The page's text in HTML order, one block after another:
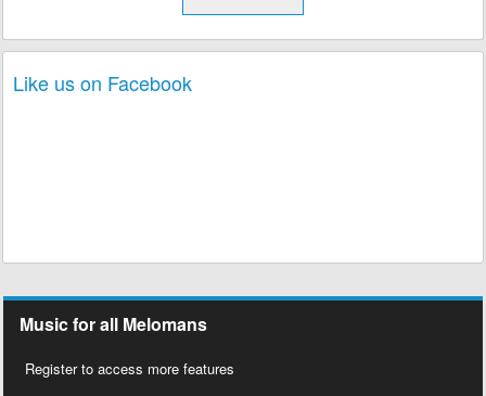
Like us on Facebook
Music for all Melomans
Register to access more features